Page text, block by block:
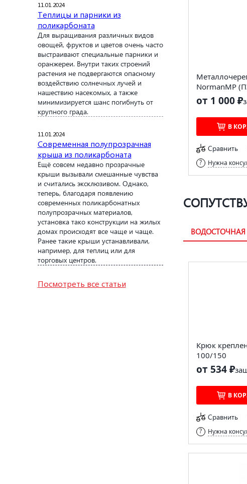
11.01.2024
Теплицы и парники из
поликарбоната
Для выращивания различных видов
овощей, фруктов и цветов очень часто
выстраивают специальные парники и
оранжереи. Внутри таких строений
растения не подвергаются опасному
воздействию солнечных лучей и
нашествию насекомых, а также
минимизируется шанс погибнуть от
крупного града.
11.01.2024
Современная полупрозрачная
крыша из поликарбоната
Ещё совсем недавно прозрачные
крыши вызывали смешанные чувства
и считались эксклюзивом. Однако,
теперь, благодаря появлению
современных поликарбонатных
полупрозрачных материалов,
установка тако конструкции на жилых
домах происходят все чаще и чаще.
Ранее такие крыши устанавливали,
например, для теплиц или для
торговых центров.
Посмотреть все статьи
NormanMP
от 1 000 ₽
В
Сравнить
Нужна
ВОДОСТОЧНАЯ
Крюк
100/150
от 534 ₽за
В
Сравнить
Нужна